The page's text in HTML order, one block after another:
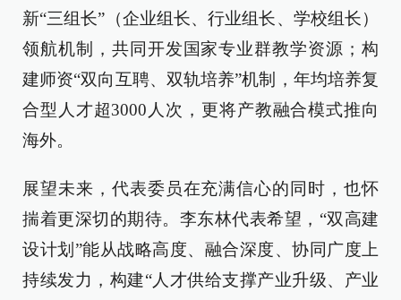
新“三组长”（企业组长、行业组长、学校组长）
领航机制，共同开发国家专业群教学资源；构
建师资“双向互聘、双轨培养”机制，年均培养复
合型人才超3000人次，更将产教融合模式推向
海外。
展望未来，代表委员在充满信心的同时，也怀
揣着更深切的期待。李东林代表希望，“双高建
设计划”能从战略高度、融合深度、协同广度上
持续发力，构建“人才供给支撑产业升级、产业